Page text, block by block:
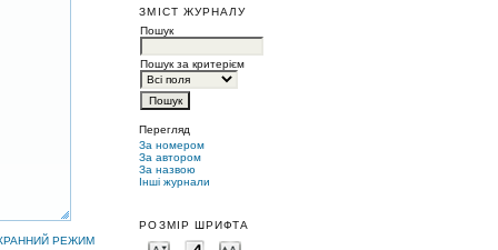
ЗМІСТ ЖУРНАЛУ
Пошук
Пошук за критерієм
Перегляд
За номером
За автором
За назвою
Інші журнали
РОЗМІР ШРИФТА
РЕЖИМ